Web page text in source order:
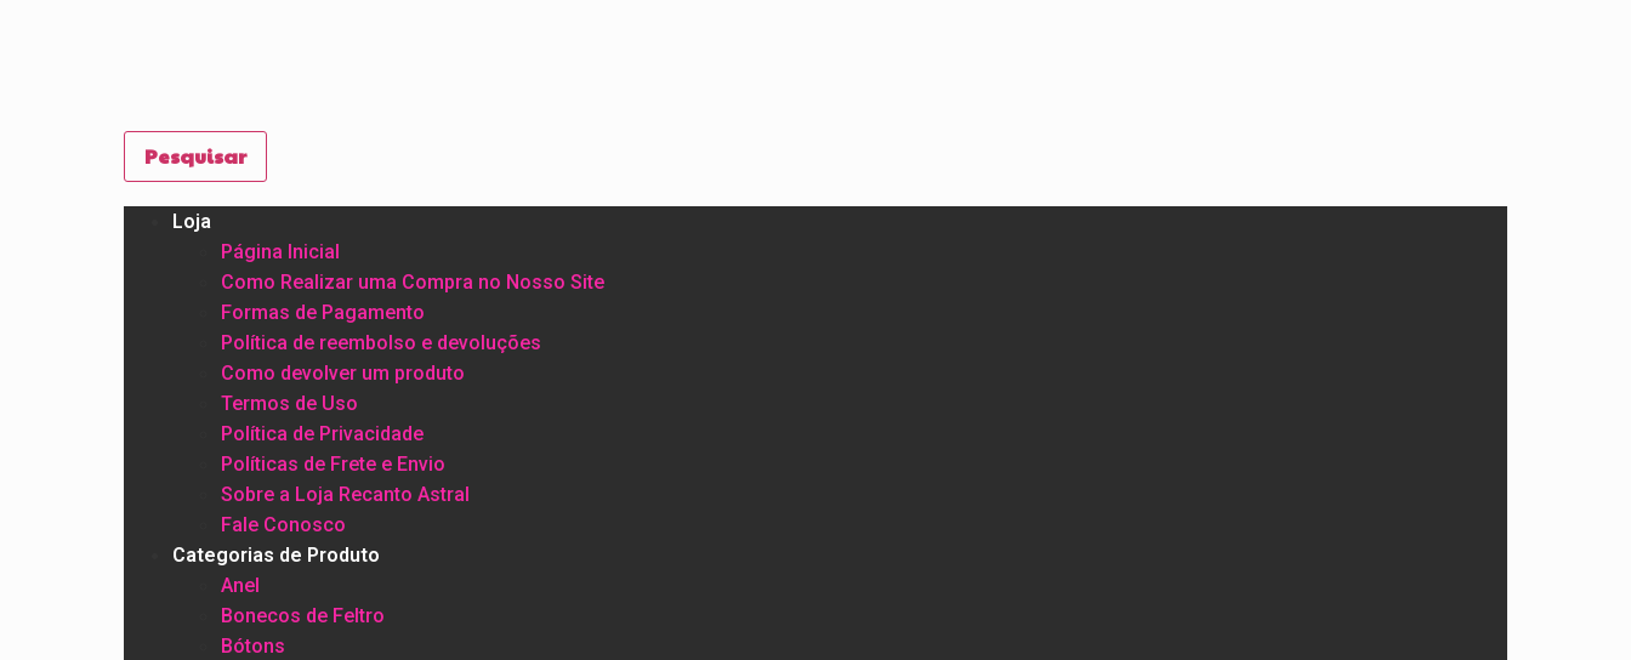
Pesquisar
Loja
Página Inicial
Como Realizar uma Compra no Nosso Site
Formas de Pagamento
Política de reembolso e devoluções
Como devolver um produto
Termos de Uso
Política de Privacidade
Políticas de Frete e Envio
Sobre a Loja Recanto Astral
Fale Conosco
Categorias de Produto
Anel
Bonecos de Feltro
Bótons